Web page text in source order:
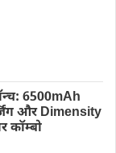
6500mAh
और Dimensity
कॉम्बो